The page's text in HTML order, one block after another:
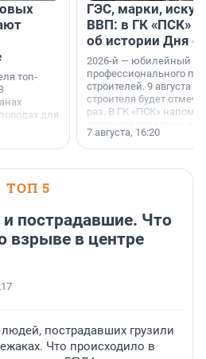
топ-
для
ГЭС, марки,
ВВП: в ГК «ПСК»
об истории Дня
2026-й — юбилейный
профессионального
строителей. 9 августа
строителя будет
раз. В ГК «ПСК»
поменялась роль
7 августа, 16:20
ТОП 5
пострадавшие. Что
взрыве в центре
людей, пострадавших грузили
Что происходило в